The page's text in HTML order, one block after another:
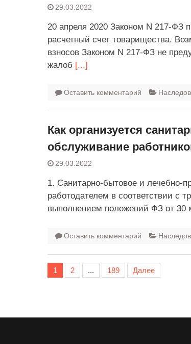
29.03.2022
20 апреля 2020 Законом N 217-ФЗ
расчетный счет товарищества.
взносов Законом N 217-ФЗ не
жалоб [...]
Оставить комментарий
Как организуется
обслуживание
29.03.2022
1. Санитарно-бытовое и лечебно-
работодателем в соответствии с
выполнением положений ФЗ от 30
Оставить комментарий
1 2 ... 189 Далее